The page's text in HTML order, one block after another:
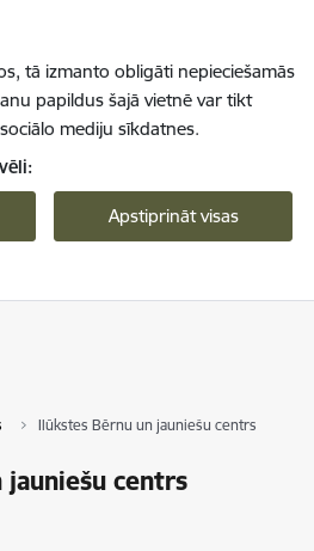
tā izmanto obligāti nepieciešamās
papildus šajā vietnē var tikt
mediju sīkdatnes.
Apstiprināt visas
Ilūkstes Bērnu un jauniešu centrs
jauniešu centrs